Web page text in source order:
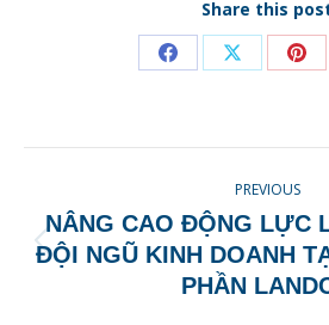
Share this
Share
Facebook
Share
X
NAVIGATION
PREVIOUS
post:
NÂNG CAO ĐỘNG LỰC
ĐỘI NGŨ KINH DOANH
PHẦN